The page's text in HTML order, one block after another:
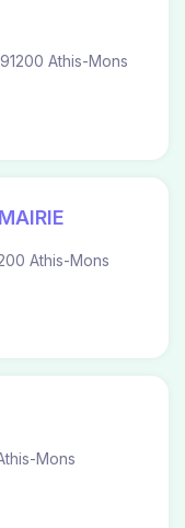
91200 Athis-Mons
Athis-Mons
Mons